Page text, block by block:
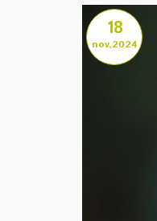
18
nov,2024